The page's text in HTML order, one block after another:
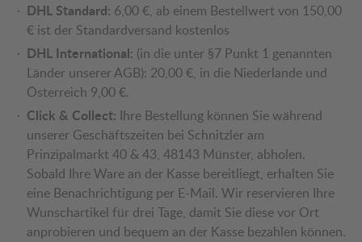
DHL Standard: 6,00 €, ab einem Bestellwert von 150,00
€ ist der Standardversand kostenlos
DHL International: (in die unter §7 Punkt 1 genannten
Länder unserer AGB): 20,00 €, in die Niederlande und
Österreich 9,00 €.
Click & Collect: Ihre Bestellung können Sie während
unserer Geschäftszeiten bei Schnitzler am
Prinzipalmarkt 40 & 43, 48143 Münster, abholen.
Sobald Ihre Ware an der Kasse bereitliegt, erhalten Sie
eine Benachrichtigung per E-Mail. Wir reservieren Ihre
Wunschartikel für drei Tage, damit Sie diese vor Ort
anprobieren und bequem an der Kasse bezahlen können.